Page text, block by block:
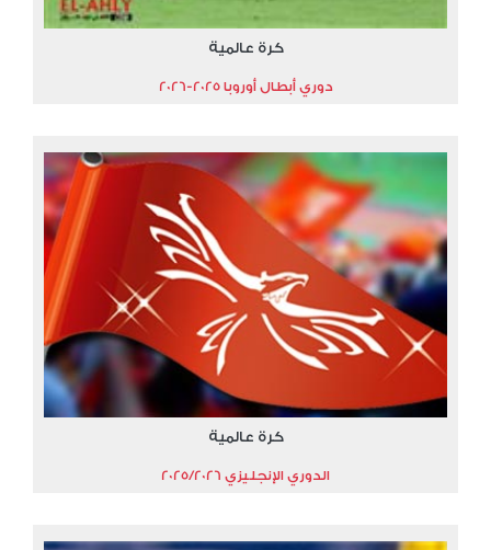
كرة عالمية
دوري أبطال أوروبا 2025-2026
كرة عالمية
الدوري الإنجليزي 2025/2026